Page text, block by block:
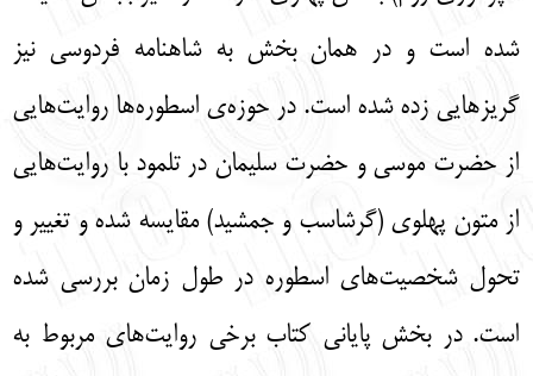
شده است و در همان بخش به شاهنامه فردوسی نیز
گریزهایی زده شده است. در حوزه‌ی اسطوره‌ها روایت‌هایی
از حضرت موسی و حضرت سلیمان در تلمود با روایت‌هایی
از متون پهلوی (گرشاسب و جمشید) مقایسه شده و تغییر و
تحول شخصیت‌های اسطوره در طول زمان بررسی شده
است. در بخش پایانی کتاب برخی روایت‌های مربوط به